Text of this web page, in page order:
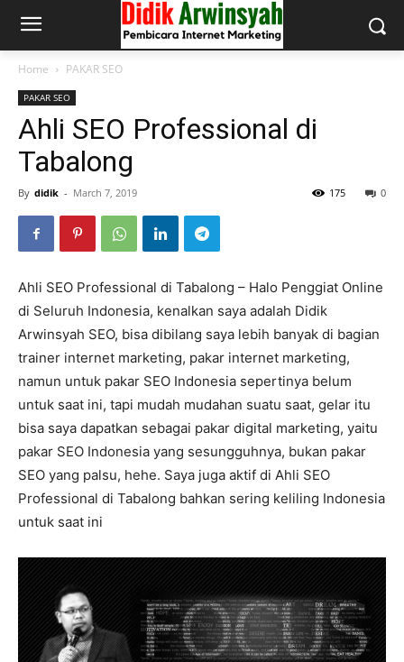
Home PAKAR SEO
PAKAR SEO
Ahli SEO Professional di
Tabalong
By didik - March 7, 2019 0
175
Ahli SEO Professional di Tabalong – Halo Penggiat Online
di Seluruh Indonesia, kenalkan saya adalah Didik
Arwinsyah SEO, bisa dibilang saya lebih banyak di bagian
trainer internet marketing, pakar internet marketing,
namun untuk pakar SEO Indonesia sepertinya belum
untuk saat ini, tapi mudah mudahan suatu saat, gelar itu
bisa saya dapatkan sebagai pakar digital marketing, yaitu
pakar SEO Indonesia yang sesungguhnya, bukan pakar
SEO yang palsu, hehe. Saya juga aktif di Ahli SEO
Professional di Tabalong bahkan sering keliling Indonesia
untuk saat ini